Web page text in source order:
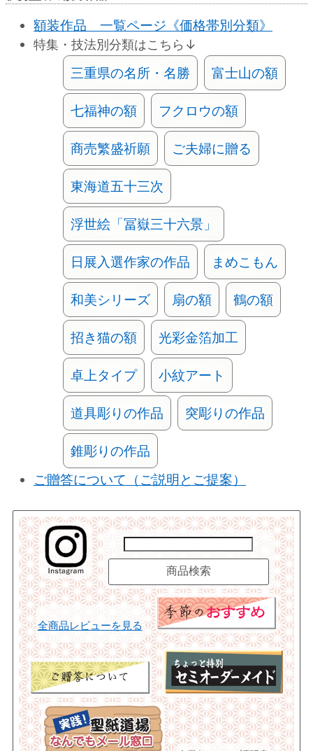
額装作品 一覧ページ《価格帯別分類》
特集・技法別分類はこちら↓
三重県の名所・名勝 富士山の額
七福神の額 フクロウの額
商売繁盛祈願 ご夫婦に贈る
東海道五十三次
浮世絵「冨嶽三十六景」
日展入選作家の作品 まめこもん
和美シリーズ 扇の額 鶴の額
招き猫の額 光彩金箔加工
卓上タイプ 小紋アート
道具彫りの作品 突彫りの作品
錐彫りの作品
ご贈答について（ご説明とご提案）
全商品レビューを見る